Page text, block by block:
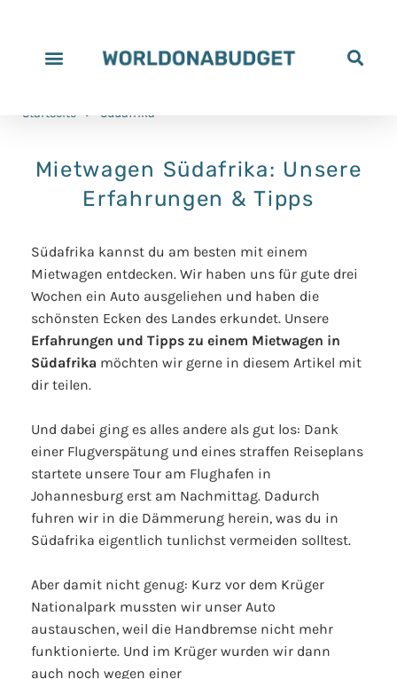
Startseite > Südafrika
Mietwagen Südafrika: Unsere
Erfahrungen & Tipps
Südafrika kannst du am besten mit einem
Mietwagen entdecken. Wir haben uns für gute drei
Wochen ein Auto ausgeliehen und haben die
schönsten Ecken des Landes erkundet. Unsere
Erfahrungen und Tipps zu einem Mietwagen in
Südafrika möchten wir gerne in diesem Artikel mit
dir teilen.
Und dabei ging es alles andere als gut los: Dank
einer Flugverspätung und eines straffen Reiseplans
startete unsere Tour am Flughafen in
Johannesburg erst am Nachmittag. Dadurch
fuhren wir in die Dämmerung herein, was du in
Südafrika eigentlich tunlichst vermeiden solltest.
Aber damit nicht genug: Kurz vor dem Krüger
Nationalpark mussten wir unser Auto
austauschen, weil die Handbremse nicht mehr
funktionierte. Und im Krüger wurden wir dann
auch noch wegen einer